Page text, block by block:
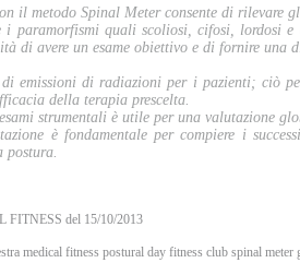
il metodo Spinal Meter consente di rilevare
i paramorfismi quali scoliosi, cifosi, lordosi
di avere un esame obiettivo e di fornire una
di emissioni di radiazioni per i pazienti; ciò
della terapia prescelta.
strumentali è utile per una valutazione
è fondamentale per compiere i
postura.
FITNESS del 15/10/2013
medical fitness postural day fitness club spinal meter